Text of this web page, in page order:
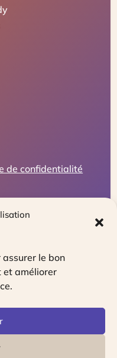
assurer le bon
et améliorer
de confidentialité